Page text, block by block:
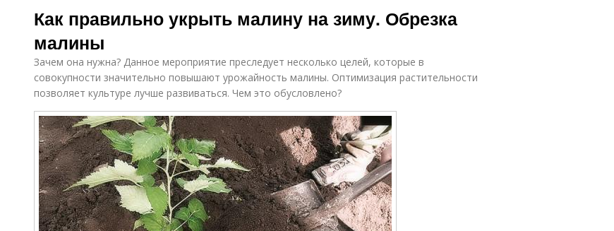
Как правильно укрыть малину на зиму. Обрезка
малины
Зачем она нужна? Данное мероприятие преследует несколько целей, которые в
совокупности значительно повышают урожайность малины. Оптимизация растительности
позволяет культуре лучше развиваться. Чем это обусловлено?